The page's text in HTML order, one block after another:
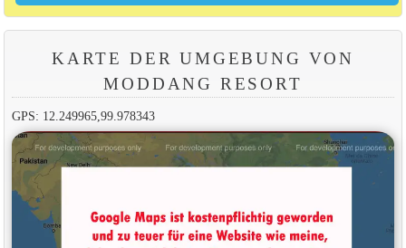
KARTE DER UMGEBUNG VON
MODDANG RESORT
GPS: 12.249965,99.978343